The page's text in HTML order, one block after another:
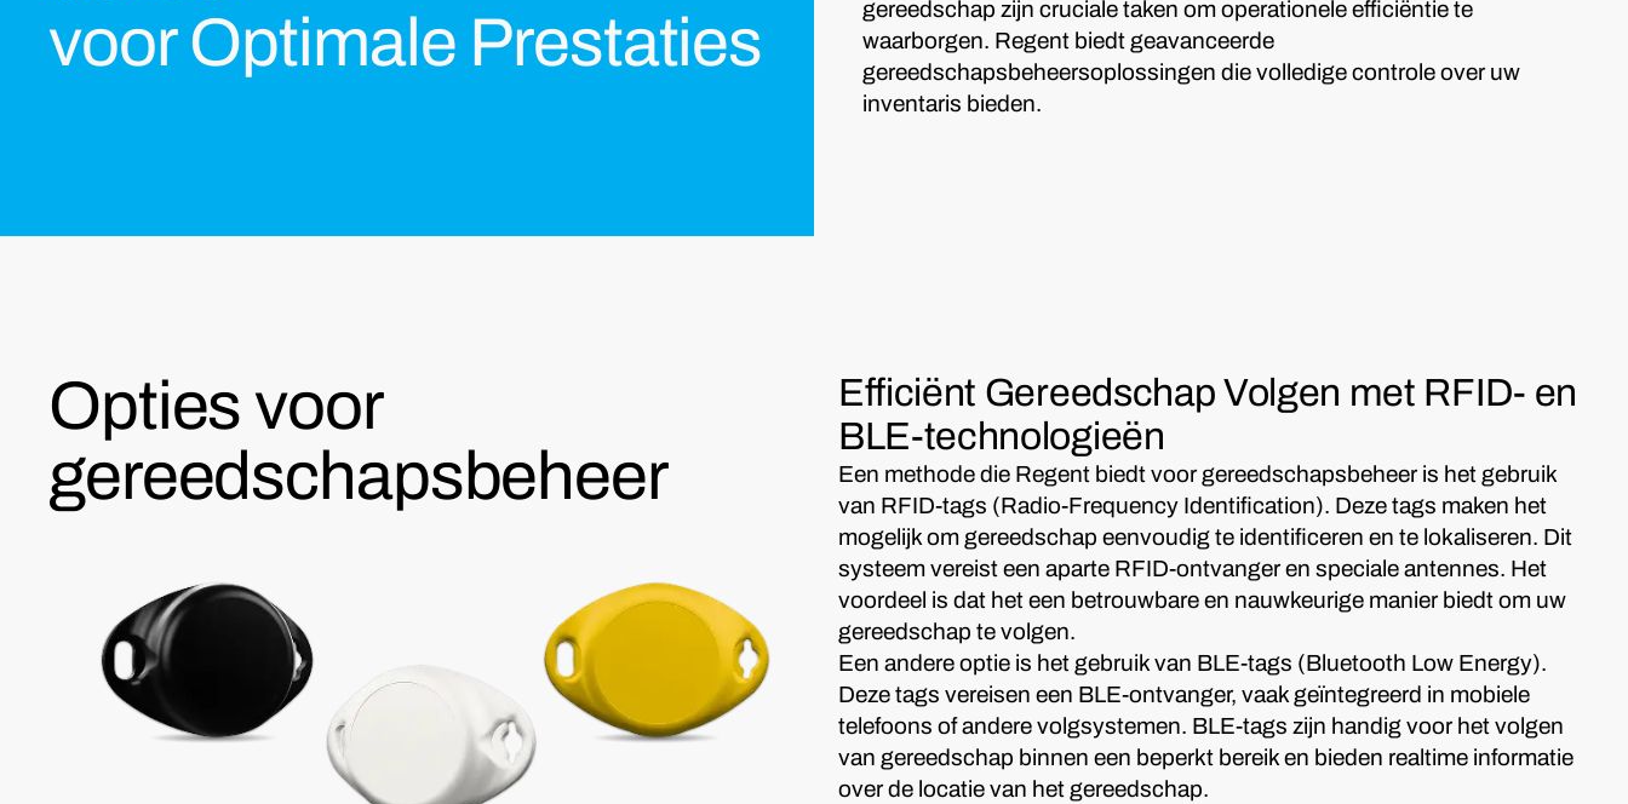
voor Optimale Prestaties
gereedschap zijn cruciale taken om operationele efficiëntie te
waarborgen. Regent biedt geavanceerde
gereedschapsbeheersoplossingen die volledige controle over uw
inventaris bieden.
Opties voor
gereedschapsbeheer
Efficiënt Gereedschap Volgen met RFID- en
BLE-technologieën
Een methode die Regent biedt voor gereedschapsbeheer is het gebruik
van RFID-tags (Radio-Frequency Identification). Deze tags maken het
mogelijk om gereedschap eenvoudig te identificeren en te lokaliseren. Dit
systeem vereist een aparte RFID-ontvanger en speciale antennes. Het
voordeel is dat het een betrouwbare en nauwkeurige manier biedt om uw
gereedschap te volgen.
Een andere optie is het gebruik van BLE-tags (Bluetooth Low Energy).
Deze tags vereisen een BLE-ontvanger, vaak geïntegreerd in mobiele
telefoons of andere volgsystemen. BLE-tags zijn handig voor het volgen
van gereedschap binnen een beperkt bereik en bieden realtime informatie
over de locatie van het gereedschap.